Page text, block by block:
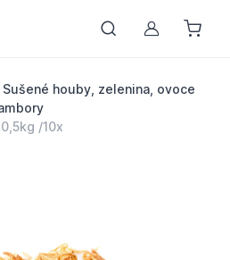
Můj účet
Sušené houby, zelenina, ovoce
/10x